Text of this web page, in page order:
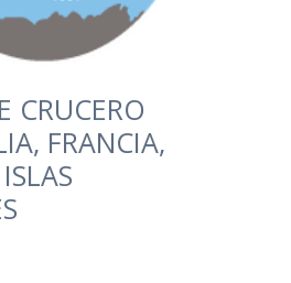
CRUCERO
FRANCIA,